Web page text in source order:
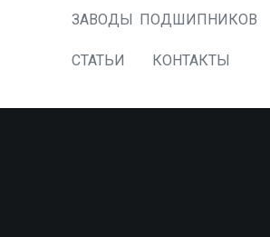
ЗАВОДЫ ПОДШИПНИКОВ
СТАТЬИ КОНТАКТЫ